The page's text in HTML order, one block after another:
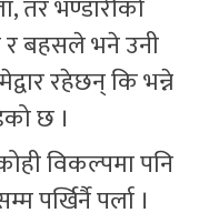
तर भण्डारीको
र बहसले भने उनी
रहेछन् कि भन्ने
छ ।
विकल्पमा पनि
पर्ला ।